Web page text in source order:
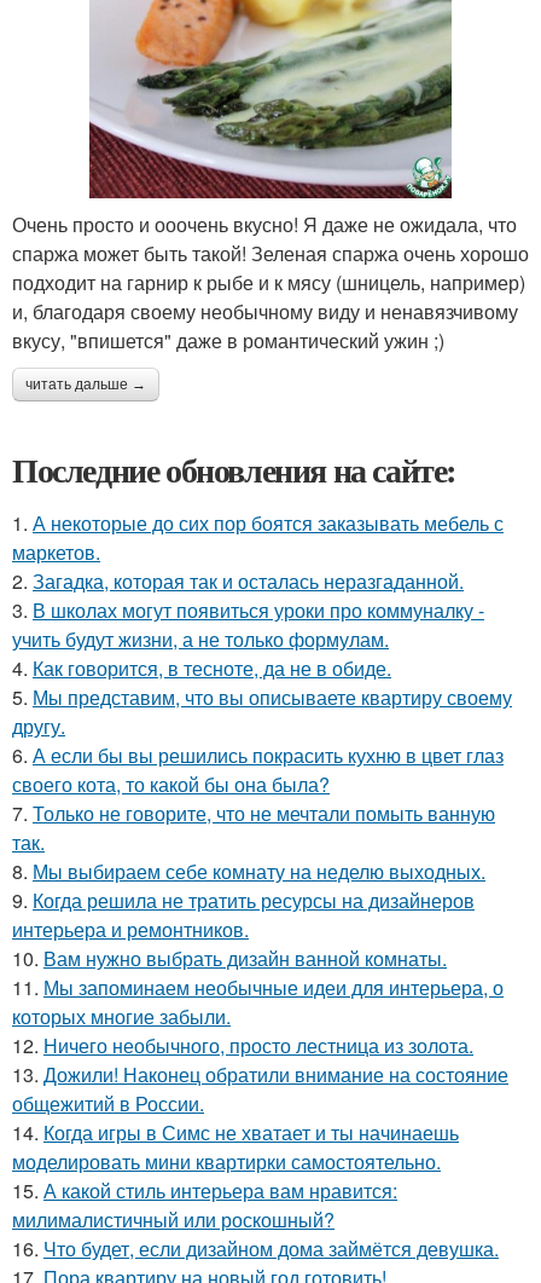
Очень просто и ооочень вкусно! Я даже не ожидала, что
спаржа может быть такой! Зеленая спаржа очень хорошо
подходит на гарнир к рыбе и к мясу (шницель, например)
и, благодаря своему необычному виду и ненавязчивому
вкусу, "впишется" даже в романтический ужин ;)
читать дальше →
Последние обновления на сайте:
1. А некоторые до сих пор боятся заказывать мебель с
маркетов.
2. Загадка, которая так и осталась неразгаданной.
3. В школах могут появиться уроки про коммуналку -
учить будут жизни, а не только формулам.
4. Как говорится, в тесноте, да не в обиде.
5. Мы представим, что вы описываете квартиру своему
другу.
6. А если бы вы решились покрасить кухню в цвет глаз
своего кота, то какой бы она была?
7. Только не говорите, что не мечтали помыть ванную
так.
8. Мы выбираем себе комнату на неделю выходных.
9. Когда решила не тратить ресурсы на дизайнеров
интерьера и ремонтников.
10. Вам нужно выбрать дизайн ванной комнаты.
11. Мы запоминаем необычные идеи для интерьера, о
которых многие забыли.
12. Ничего необычного, просто лестница из золота.
13. Дожили! Наконец обратили внимание на состояние
общежитий в России.
14. Когда игры в Симс не хватает и ты начинаешь
моделировать мини квартирки самостоятельно.
15. А какой стиль интерьера вам нравится:
милималистичный или роскошный?
16. Что будет, если дизайном дома займётся девушка.